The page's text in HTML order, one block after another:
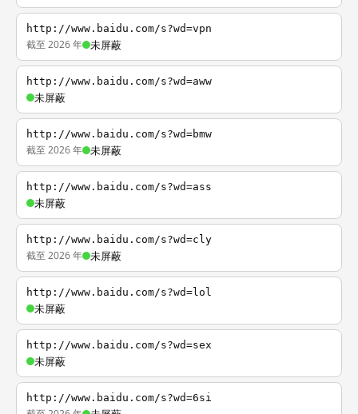
http://www.baidu.com/s?wd=vpn
截至 2026 年 未屏蔽
http://www.baidu.com/s?wd=aww
未屏蔽
http://www.baidu.com/s?wd=bmw
截至 2026 年 未屏蔽
http://www.baidu.com/s?wd=ass
未屏蔽
http://www.baidu.com/s?wd=cly
截至 2026 年 未屏蔽
http://www.baidu.com/s?wd=lol
未屏蔽
http://www.baidu.com/s?wd=sex
未屏蔽
http://www.baidu.com/s?wd=6si